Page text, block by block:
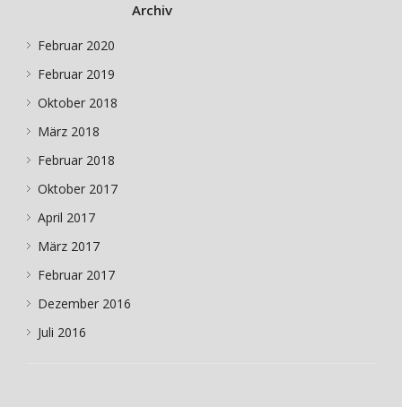
Archiv
Februar 2020
Februar 2019
Oktober 2018
März 2018
Februar 2018
Oktober 2017
April 2017
März 2017
Februar 2017
Dezember 2016
Juli 2016